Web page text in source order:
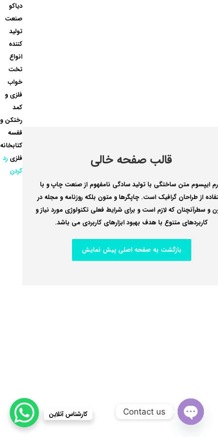
قالب صفحه خالی
ایپسوم متن ساختگی با تولید سادگی نامفهوم از صنعت چاپ و با
از طراحان گرافیک است. چاپگرها و متون بلکه روزنامه و مجله در
و سطرآنچنان که لازم است و برای شرایط فعلی تکنولوژی مورد نیاز و
کاربردهای متنوع با هدف بهبود ابزارهای کاربردی می باشد.
بازگشت به صفحه اصلی پیش نمایش
کارشناس آنلاین
دیاکو
صنعت
تولید
کننده
انواع
تخت
خواب
فلزی و
کمد
رختکن و
قفسه
کتابخانه
فلزی رد
کردن
Contact us